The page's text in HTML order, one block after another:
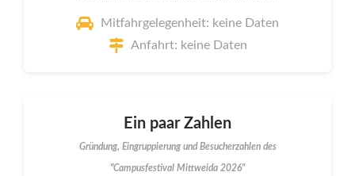
Mitfahrgelegenheit: keine Daten
Anfahrt: keine Daten
Ein paar Zahlen
Gründung, Eingruppierung und Besucherzahlen des
"Campusfestival Mittweida 2026"